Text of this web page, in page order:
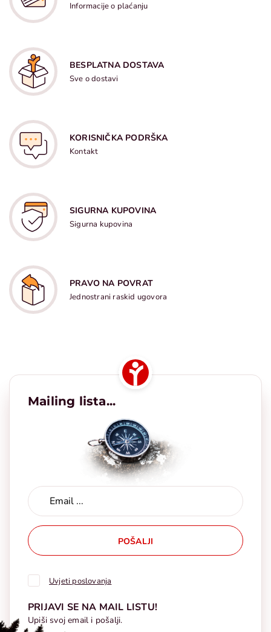
Informacije o plaćanju
BESPLATNA DOSTAVA
Sve o dostavi
KORISNIČKA PODRŠKA
Kontakt
SIGURNA KUPOVINA
Sigurna kupovina
PRAVO NA POVRAT
Jednostrani raskid ugovora
Mailing lista...
POŠALJI
Uvjeti poslovanja
PRIJAVI SE NA MAIL LISTU!
Upiši svoj email i pošalji.